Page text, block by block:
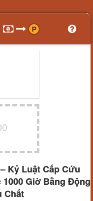
Kỷ Luật Cấp Cứu
1000 Giờ Bằng Động
Chất